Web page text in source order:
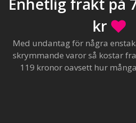
Enhetlig frakt på
kr
Med undantag för några
skrymmande varor så kostar
119 kronor oavsett hur